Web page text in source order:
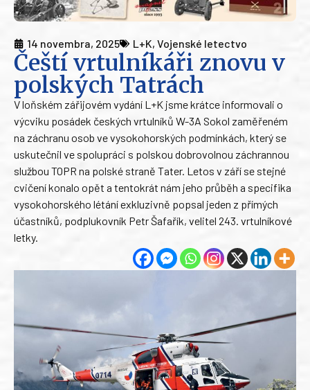
14 novembra, 2025 L+K, Vojenské letectvo
Čeští vrtulníkáři znovu v
polských Tatrách
V loňském zářijovém vydání L+K jsme krátce informovali o
výcviku posádek českých vrtulníků W-3A Sokol zaměřeném
na záchranu osob ve vysokohorských podmínkách, který se
uskutečnil ve spolupráci s polskou dobrovolnou záchrannou
službou TOPR na polské straně Tater. Letos v září se stejné
cvičení konalo opět a tentokrát nám jeho průběh a specifika
vysokohorského létání exkluzivně popsal jeden z přímých
účastníků, podplukovník Petr Šafařík, velitel 243. vrtulníkové
letky.